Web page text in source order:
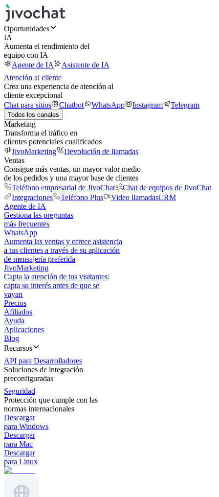
Oportunidades
IA
Aumenta el rendimiento del
equipo con IA
Agente de IA
Asistente de IA
Atención al cliente
Crea una experiencia de atención al
cliente excepcional
Chat para sitios
Chatbot WhatsApp Instagram Telegram
Todos los canales
Marketing
Transforma el tráfico en
clientes potenciales cualificados
JivoMarketing
Devolución de llamadas
Ventas
Consigue más ventas, un mayor valor medio
de los pedidos y una mayor base de clientes
Teléfono empresarial de JivoChat
Chat de equipos de JivoChat
Integraciones
Teléfono Plus Video llamadasCRM
Agente de IA
Gestiona las preguntas
más frecuentes
WhatsApp
Aumenta las ventas y ofrece asistencia
a tus clientes a través de su aplicación
de mensajería preferida
JivoMarketing
Capta la atención de tus visitantes:
capta su interés antes de que se
vayan
Precios
Afiliados
Ayuda
Aplicaciones
Blog
Recursos
API para Desarrolladores
Soluciones de integración
preconfiguradas
Seguridad
Protección que cumple con las
normas internacionales
Descargar
para Windows
Descargar
para Mac
Descargar
para Linux